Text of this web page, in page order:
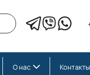
О нас Контакты